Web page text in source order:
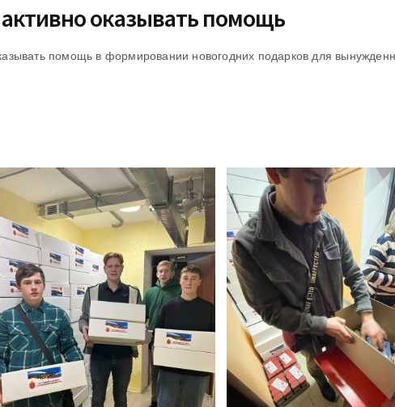
оказывать помощь
помощь в формировании новогодних подарков для